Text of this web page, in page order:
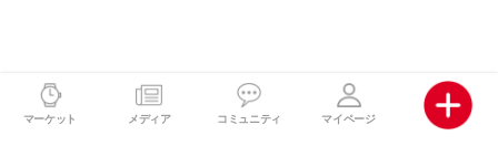
マーケット メディア コミュニティ マイページ